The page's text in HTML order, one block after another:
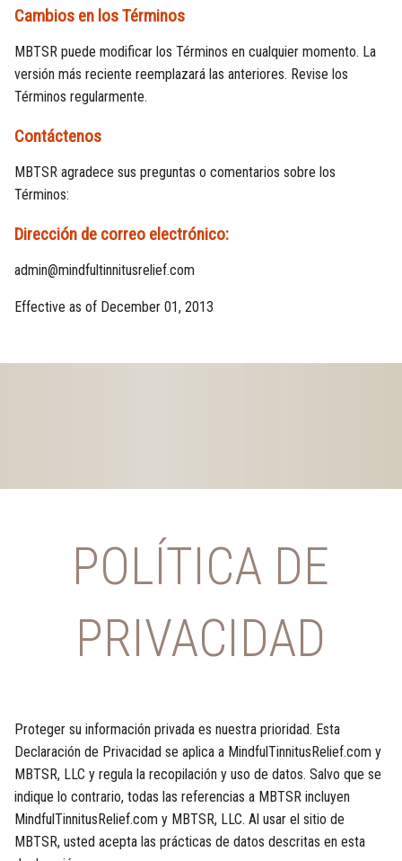
Cambios en los Términos
MBTSR puede modificar los Términos en cualquier momento. La
versión más reciente reemplazará las anteriores. Revise los
Términos regularmente.
Contáctenos
MBTSR agradece sus preguntas o comentarios sobre los
Términos:
Dirección de correo electrónico:
admin@mindfultinnitusrelief.com
Effective as of December 01, 2013
POLÍTICA DE
PRIVACIDAD
Proteger su información privada es nuestra prioridad. Esta
Declaración de Privacidad se aplica a MindfulTinnitusRelief.com y
MBTSR, LLC y regula la recopilación y uso de datos. Salvo que se
indique lo contrario, todas las referencias a MBTSR incluyen
MindfulTinnitusRelief.com y MBTSR, LLC. Al usar el sitio de
MBTSR, usted acepta las prácticas de datos descritas en esta